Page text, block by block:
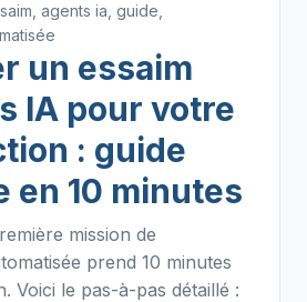
agents ia, guide,
un essaim
IA pour votre
: guide
en 10 minutes
mission de
prend 10 minutes
Voici le pas-à-pas détaillé :